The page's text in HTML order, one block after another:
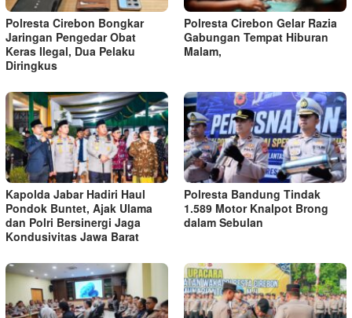
Polresta Cirebon Bongkar
Jaringan Pengedar Obat
Keras Ilegal, Dua Pelaku
Diringkus
Polresta Cirebon Gelar Razia
Gabungan Tempat Hiburan
Malam,
Kapolda Jabar Hadiri Haul
Pondok Buntet, Ajak Ulama
dan Polri Bersinergi Jaga
Kondusivitas Jawa Barat
Polresta Bandung Tindak
1.589 Motor Knalpot Brong
dalam Sebulan